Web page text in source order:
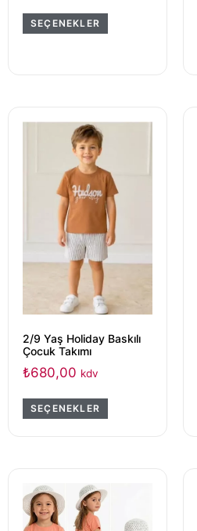
SEÇENEKLER
2/9 Yaş Holiday Baskılı
Çocuk Takımı
₺680,00 kdv
SEÇENEKLER